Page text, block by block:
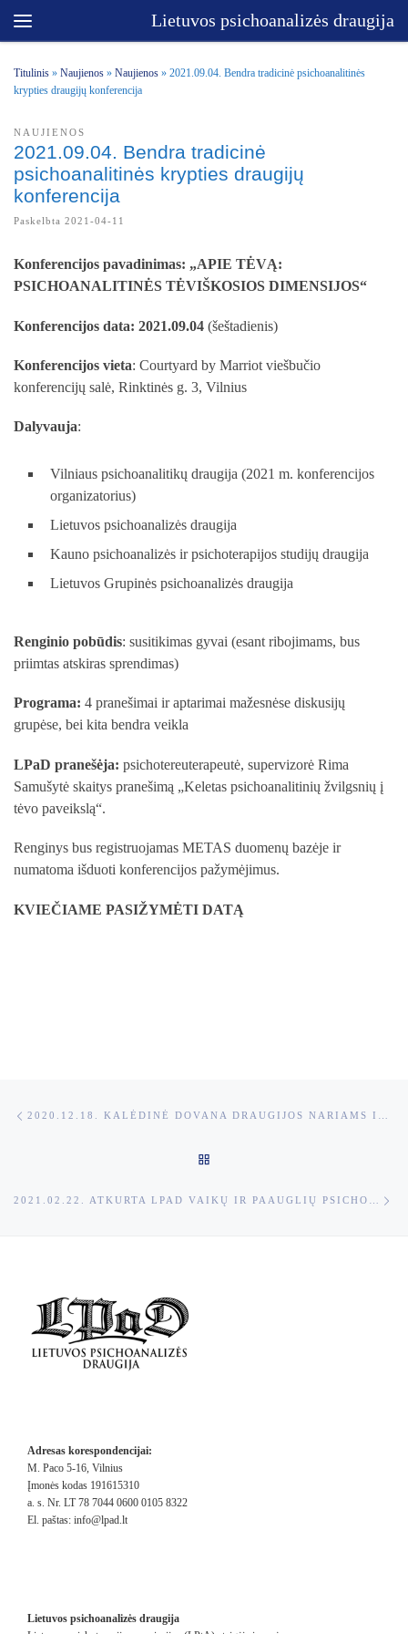
Skip to content Lietuvos psichoanalizės draugija
Titulinis » Naujienos » Naujienos » 2021.09.04. Bendra tradicinė psichoanalitinės
krypties draugijų konferencija
NAUJIENOS
2021.09.04. Bendra tradicinė
psichoanalitinės krypties draugijų
konferencija
Paskelbta 2021-04-11
Konferencijos pavadinimas: „APIE TĖVĄ:
PSICHOANALITINĖS TĖVIŠKOSIOS DIMENSIJOS“
Konferencijos data: 2021.09.04 (šeštadienis)
Konferencijos vieta: Courtyard by Marriot viešbučio
konferencijų salė, Rinktinės g. 3, Vilnius
Dalyvauja:
Vilniaus psichoanalitikų draugija (2021 m. konferencijos
organizatorius)
Lietuvos psichoanalizės draugija
Kauno psichoanalizės ir psichoterapijos studijų draugija
Lietuvos Grupinės psichoanalizės draugija
Renginio pobūdis: susitikimas gyvai (esant ribojimams, bus
priimtas atskiras sprendimas)
Programa: 4 pranešimai ir aptarimai mažesnėse diskusijų
grupėse, bei kita bendra veikla
LPaD pranešėja: psichotereuterapeutė, supervizorė Rima
Samušytė skaitys pranešimą „Keletas psichoanalitinių žvilgsnių į
tėvo paveikslą“.
Renginys bus registruojamas METAS duomenų bazėje ir
numatoma išduoti konferencijos pažymėjimus.
KVIEČIAME PASIŽYMĖTI DATĄ
Adresas korespondencijai:
M. Paco 5-16, Vilnius
Įmonės kodas 191615310
a. s. Nr. LT 78 7044 0600 0105 8322
El. paštas: info@lpad.lt
Lietuvos psichoanalizės draugija